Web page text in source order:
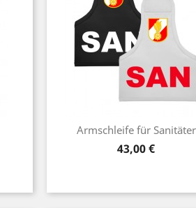
Armschleife für Sanitäter
Preis
43,00 €